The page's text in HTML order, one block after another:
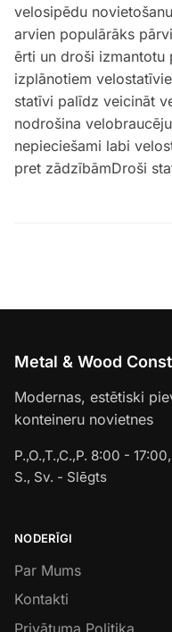
velosipēdu
arvien populārāks
ērti un droši izmantotu
izplānotiem
statīvi palīdz veicināt
nodrošina
nepieciešami labi
pret zādzībāmDroši
Metal & Wood
Modernas, estētiski
konteineru novietnes
P.,O.,T.,C.,P. 8:00 - 17:00,
S., Sv. - Slēgts
NODERĪGI
Par Mums
Kontakti
Privātuma Politika